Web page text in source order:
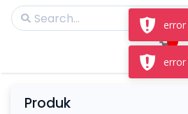
Produk
error
error